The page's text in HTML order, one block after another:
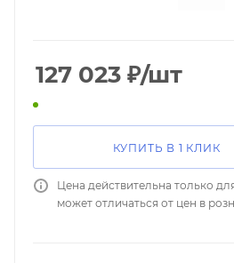
127 023 ₽/шт
КУПИТЬ В 1 КЛИК
Цена действительна только
может отличаться от цен в